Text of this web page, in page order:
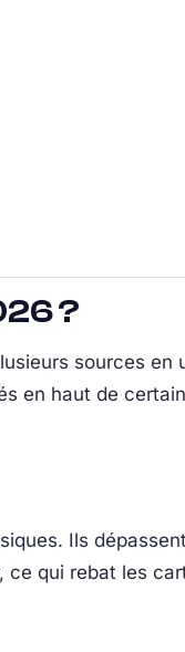
?
sources en
en haut de
Ils
ce qui rebat les